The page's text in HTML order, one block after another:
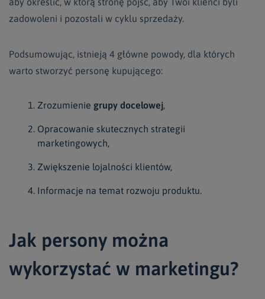
zadowoleni i pozostali w cyklu sprzedaży.
Podsumowując, istnieją 4 główne powody, dla których
warto stworzyć personę kupującego:
Zrozumienie grupy docelowej,
Opracowanie skutecznych strategii
marketingowych,
Zwiększenie lojalności klientów,
Informacje na temat rozwoju produktu.
Jak persony można
wykorzystać w marketingu?